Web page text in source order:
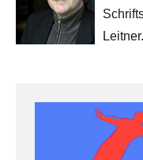
Leitner.